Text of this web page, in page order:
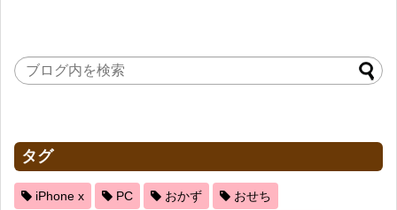
タグ
iPhone x PC おかず おせち